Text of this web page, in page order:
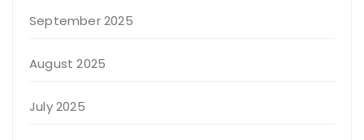
September 2025
August 2025
July 2025